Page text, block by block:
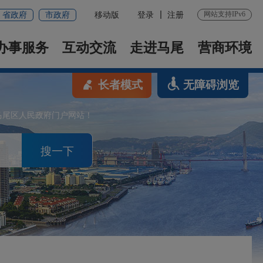
省政府 市政府 移动版 登录 注册 网站支持IPv6
事服务 互动交流 走进马尾 营商环境
区人民政府门户网站！
搜一下
长者模式 无障碍浏览